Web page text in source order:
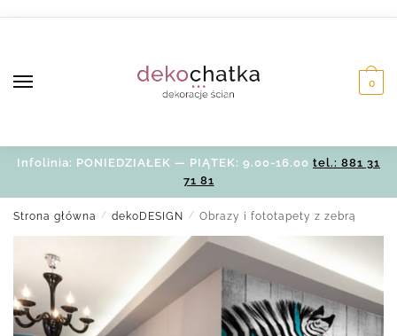
0
Infolinia: PONIEDZIAŁEK — PIĄTEK: 9.00-16.00 tel.: 881 31
71 81
Strona główna / dekoDESIGN / Obrazy i fototapety z zebrą